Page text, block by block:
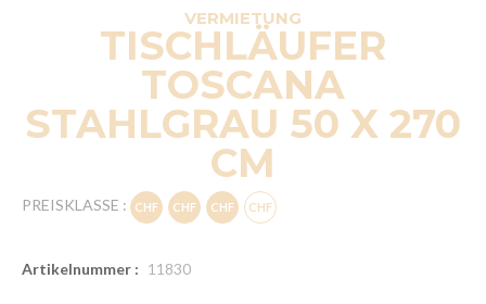
VERMIETUNG
TISCHLÄUFER
TOSCANA
STAHLGRAU 50 X 270
CM
PREISKLASSE :
Artikelnummer : 11830